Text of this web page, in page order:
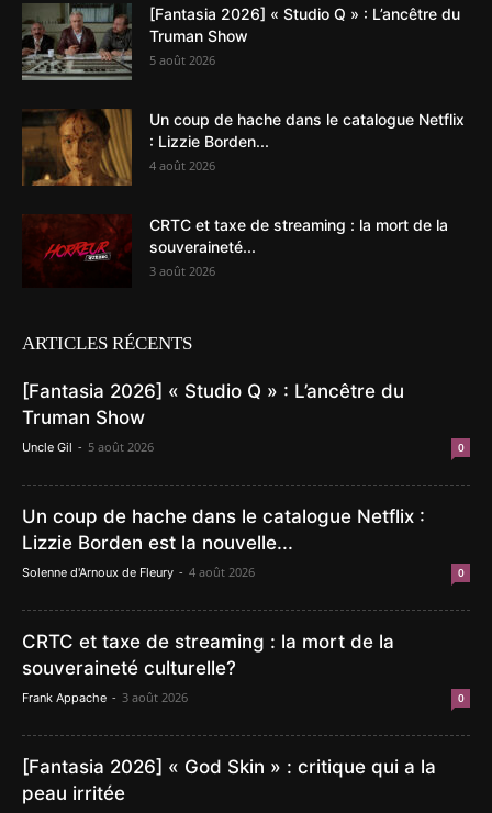
[Fantasia 2026] « Studio Q » : L’ancêtre du
Truman Show
5 août 2026
Un coup de hache dans le catalogue Netflix
: Lizzie Borden...
4 août 2026
CRTC et taxe de streaming : la mort de la
souveraineté...
3 août 2026
ARTICLES RÉCENTS
[Fantasia 2026] « Studio Q » : L’ancêtre du
Truman Show
Uncle Gil - 5 août 2026 0
Un coup de hache dans le catalogue Netflix :
Lizzie Borden est la nouvelle...
Solenne d'Arnoux de Fleury - 4 août 2026 0
CRTC et taxe de streaming : la mort de la
souveraineté culturelle?
Frank Appache - 3 août 2026 0
[Fantasia 2026] « God Skin » : critique qui a la
peau irritée